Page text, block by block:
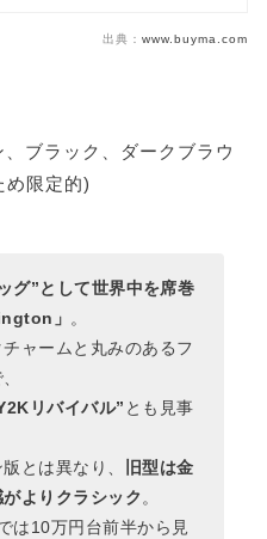
出典： www.buyma.com
ブラック、ダークブラウ
め限定的)
グ”として世界中を席巻
」 。
ャームと丸みのあるフ
リバイバル” とも見事
とは異なり、
旧型は金
よりクラシック 。
は10万円台前半から見